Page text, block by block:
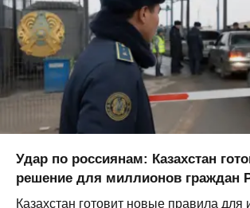
Удар по россиянам: Казахстан
решение для миллионов граждан
Казахстан готовит новые правила для